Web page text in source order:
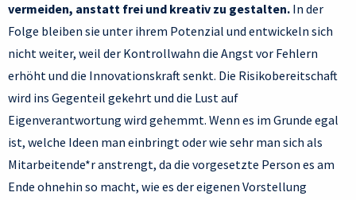
vermeiden, anstatt frei und kreativ zu gestalten. In der
Folge bleiben sie unter ihrem Potenzial und entwickeln sich
nicht weiter, weil der Kontrollwahn die Angst vor Fehlern
erhöht und die Innovationskraft senkt. Die Risikobereitschaft
wird ins Gegenteil gekehrt und die Lust auf
Eigenverantwortung wird gehemmt. Wenn es im Grunde egal
ist, welche Ideen man einbringt oder wie sehr man sich als
Mitarbeitende*r anstrengt, da die vorgesetzte Person es am
Ende ohnehin so macht, wie es der eigenen Vorstellung